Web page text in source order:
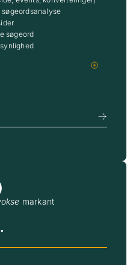
søgeordsanalyse
søgeord
markant